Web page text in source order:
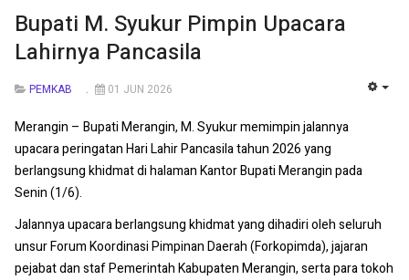
Bupati M. Syukur Pimpin Upacara
Lahirnya Pancasila
PEMKAB 01 JUN 2026
Merangin – Bupati Merangin, M. Syukur memimpin jalannya
upacara peringatan Hari Lahir Pancasila tahun 2026 yang
berlangsung khidmat di halaman Kantor Bupati Merangin pada
Senin (1/6).
Jalannya upacara berlangsung khidmat yang dihadiri oleh seluruh
unsur Forum Koordinasi Pimpinan Daerah (Forkopimda), jajaran
pejabat dan staf Pemerintah Kabupaten Merangin, serta para tokoh